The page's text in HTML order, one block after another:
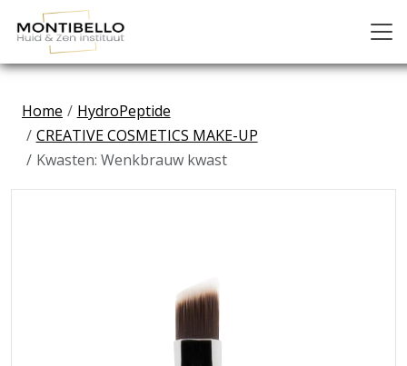
Home
HydroPeptide
CREATIVE COSMETICS MAKE-UP
Kwasten: Wenkbrauw kwast